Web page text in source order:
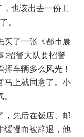
，也该出去一份工
。
了一张《都市晨
∶招警大队要招警
车辆多么风光！
马上就同意了。小
先后在饭店、邮
缓慢而被辞退，他